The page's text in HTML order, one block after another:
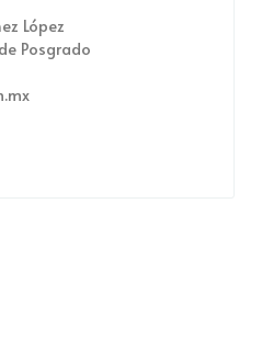
López
Posgrado